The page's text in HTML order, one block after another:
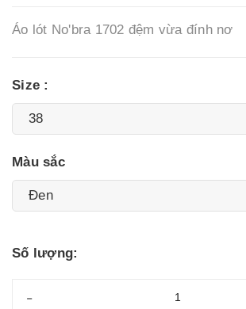
Áo lót No'bra 1702 đệm vừa đính nơ
Size :
Màu sắc
Số lượng:
-